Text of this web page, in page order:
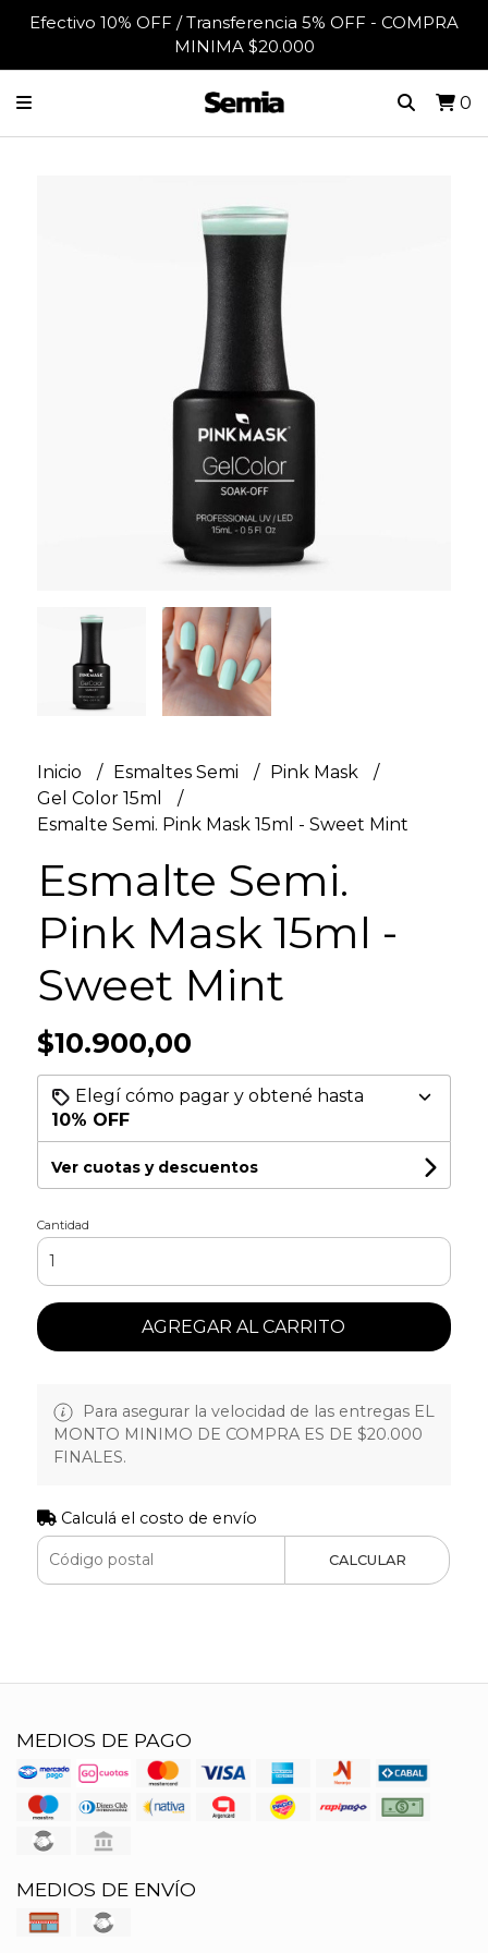
Efectivo 10% OFF / Transferencia 5% OFF - COMPRA
MINIMA $20.000
0
Inicio Esmaltes Semi
Pink Mask
Gel Color 15ml
Esmalte Semi. Pink Mask 15ml - Sweet Mint
Esmalte Semi.
Pink Mask 15ml -
Sweet Mint
$10.900,00
Elegí cómo pagar y obtené hasta
10% OFF
Ver cuotas y descuentos
Cantidad
AGREGAR AL CARRITO
Para asegurar la velocidad de las entregas EL
MONTO MINIMO DE COMPRA ES DE $20.000
FINALES.
Calculá el costo de envío
CALCULAR
MEDIOS DE PAGO
MEDIOS DE ENVÍO